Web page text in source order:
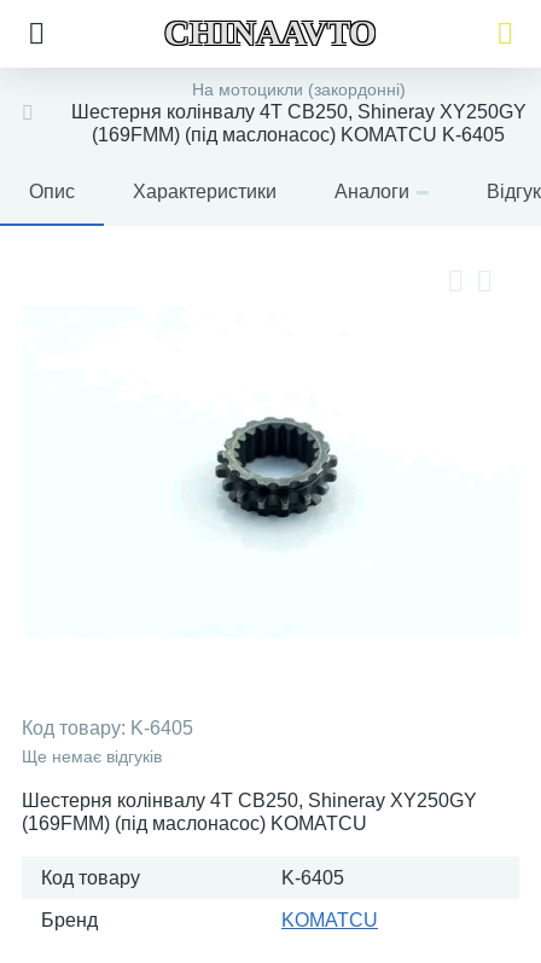
CHINAAVTO
На мотоцикли (закордонні)
Шестерня колінвалу 4T CB250, Shineray XY250GY
(169FMM) (під маслонасос) KOMATCU K-6405
Опис Характеристики Аналоги
Код товару: K-6405
Ще немає відгуків
Шестерня колінвалу 4T CB250, Shineray XY250GY
(169FMM) (під маслонасос) KOMATCU
Код товару K-6405
Бренд KOMATСU